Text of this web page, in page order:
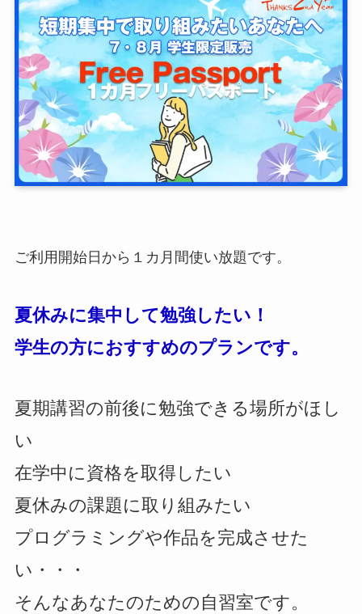
ご利用開始日から１カ月間使い放題です。
夏休みに集中して勉強したい！
学生の方におすすめのプランです。
夏期講習の前後に勉強できる場所がほし
い
在学中に資格を取得したい
夏休みの課題に取り組みたい
プログラミングや作品を完成させた
い・・・
そんなあなたのための自習室です。